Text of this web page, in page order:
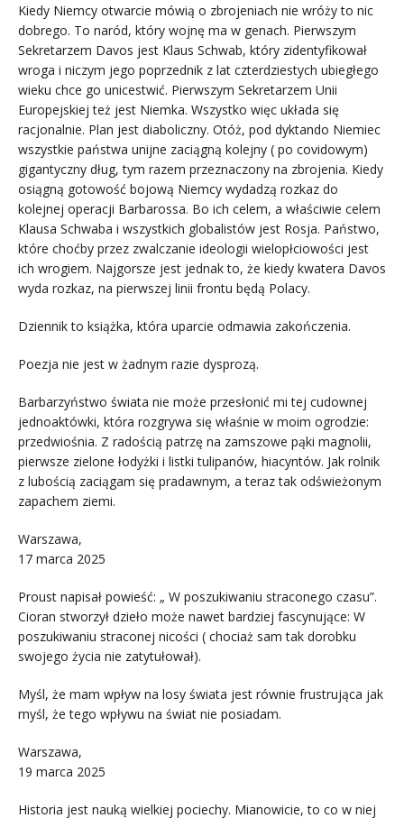
Kiedy Niemcy otwarcie mówią o zbrojeniach nie wróży to nic
dobrego. To naród, który wojnę ma w genach. Pierwszym
Sekretarzem Davos jest Klaus Schwab, który zidentyfikował
wroga i niczym jego poprzednik z lat czterdziestych ubiegłego
wieku chce go unicestwić. Pierwszym Sekretarzem Unii
Europejskiej też jest Niemka. Wszystko więc układa się
racjonalnie. Plan jest diaboliczny. Otóż, pod dyktando Niemiec
wszystkie państwa unijne zaciągną kolejny ( po covidowym)
gigantyczny dług, tym razem przeznaczony na zbrojenia. Kiedy
osiągną gotowość bojową Niemcy wydadzą rozkaz do
kolejnej operacji Barbarossa. Bo ich celem, a właściwie celem
Klausa Schwaba i wszystkich globalistów jest Rosja. Państwo,
które choćby przez zwalczanie ideologii wielopłciowości jest
ich wrogiem. Najgorsze jest jednak to, że kiedy kwatera Davos
wyda rozkaz, na pierwszej linii frontu będą Polacy.
Dziennik to książka, która uparcie odmawia zakończenia.
Poezja nie jest w żadnym razie dysprozą.
Barbarzyństwo świata nie może przesłonić mi tej cudownej
jednoaktówki, która rozgrywa się właśnie w moim ogrodzie:
przedwiośnia. Z radością patrzę na zamszowe pąki magnolii,
pierwsze zielone łodyżki i listki tulipanów, hiacyntów. Jak rolnik
z lubością zaciągam się pradawnym, a teraz tak odświeżonym
zapachem ziemi.
Warszawa,
17 marca 2025
Proust napisał powieść: „ W poszukiwaniu straconego czasu”.
Cioran stworzył dzieło może nawet bardziej fascynujące: W
poszukiwaniu straconej nicości ( chociaż sam tak dorobku
swojego życia nie zatytułował).
Myśl, że mam wpływ na losy świata jest równie frustrująca jak
myśl, że tego wpływu na świat nie posiadam.
Warszawa,
19 marca 2025
Historia jest nauką wielkiej pociechy. Mianowicie, to co w niej